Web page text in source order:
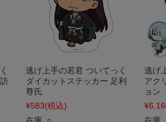
逃げ上手の若君 ついてっく
ダイカットステッカー 足利
尊氏
¥583(税込)
逃げ
アク
ョン